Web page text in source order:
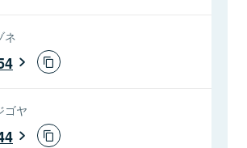
ネ
ゴヤ